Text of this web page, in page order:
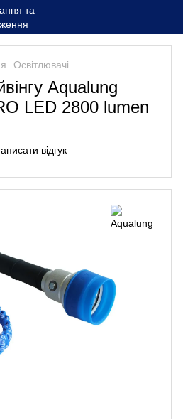
Освітлювачі
Aqualung
LED 2800 lumen
відгук